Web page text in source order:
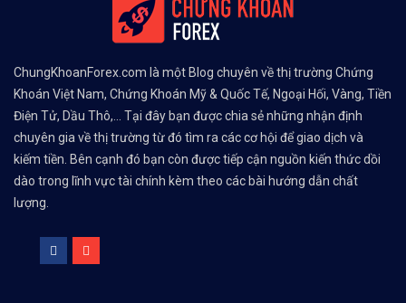
ChungKhoanForex.com là một Blog chuyên về thị trường Chứng
Khoán Việt Nam, Chứng Khoán Mỹ & Quốc Tế, Ngoại Hối, Vàng, Tiền
Điện Tử, Dầu Thô,... Tại đây bạn được chia sẻ những nhận định
chuyên gia về thị trường từ đó tìm ra các cơ hội để giao dịch và
kiếm tiền. Bên cạnh đó bạn còn được tiếp cận nguồn kiến thức dồi
dào trong lĩnh vực tài chính kèm theo các bài hướng dẫn chất
lượng.